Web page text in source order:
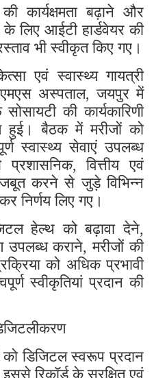
कार्यक्षमता बढ़ाने और
लिए आईटी हार्डवेयर की
भी स्वीकृत किए गए।
एवं स्वास्थ्य गायत्री
अस्पताल,जयपुर में
की कार्यकारिणी
हुई। बैठक में मरीजों को
स्वास्थ्य सेवाएं उपलब्ध
,वित्तीय एवं
करने से जुड़े विभिन्न
निर्णय लिए गए।
हेल्थ को बढ़ावा देने,
उपलब्ध कराने,मरीजों की
को अधिक प्रभावी
स्वीकृतियां प्रदान की
डिजिटल स्वरूप प्रदान
रिकॉर्ड के सुरक्षित एवं